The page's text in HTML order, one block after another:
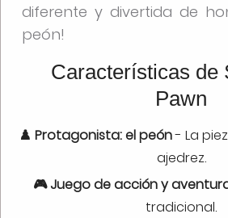
diferente y divertida de
peón!
Características de
Pawn
♟️ Protagonista: el peón- La
ajedrez.
🎮 Juego de acción y
tradicional.